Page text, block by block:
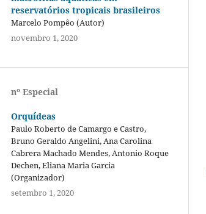
reservatórios tropicais brasileiros
Marcelo Pompêo (Autor)
novembro 1, 2020
nº Especial
Orquídeas
Paulo Roberto de Camargo e Castro,
Bruno Geraldo Angelini, Ana Carolina
Cabrera Machado Mendes, Antonio Roque
Dechen, Eliana Maria Garcia
(Organizador)
setembro 1, 2020